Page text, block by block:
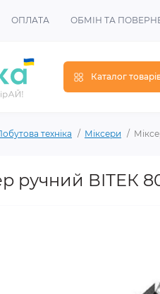
ОПЛАТА ОБМІН ТА
Каталог
техніка Міксери
ручний ВІТЕК